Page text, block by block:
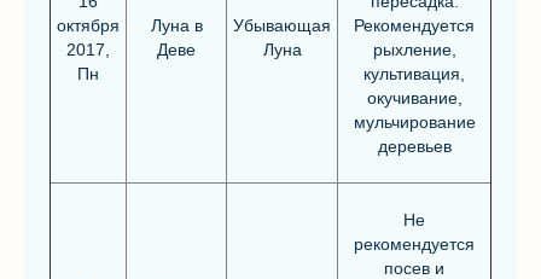
октября
2017,
Пн
Луна в
Деве
Убывающая
Луна
Рекомендуется
рыхление,
культивация,
окучивание,
мульчирование
деревьев
Не
рекомендуется
посев и